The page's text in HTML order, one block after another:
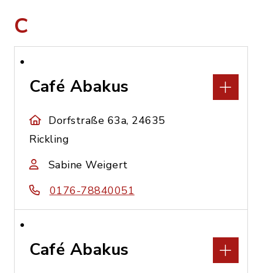
C
Café Abakus
Dorfstraße 63a, 24635
Rickling
Sabine Weigert
0176-78840051
Café Abakus